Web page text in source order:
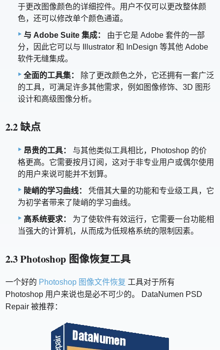
于更改图像颜色的详细控件。用户不仅可以更改整体颜
色，还可以修改单个颜色通道。
与 Adob​​e Suite 集成：
由于它是 Adob​​e 套件的一部
分，因此它可以与 Illustrator 和 InDesign 等其他 Adob​​e
软件无缝集成。
全面的工具集：
除了更改颜色之外，它还拥有一套广泛
的工具，可满足许多其他需求，例如图像修饰、3D 图形
设计和高级图像分析。
2.2 缺点
昂贵的工具：
与其他类似工具相比，Photoshop 的价
格更高。它需要按月订阅，这对于非专业用户或偶尔使用
的用户来说可能并不划算。
陡峭的学习曲线：
凭借其大量的功能和专业级工具，它
为初学者带来了陡峭的学习曲线。
高系统要求：
为了使软件有效运行，它需要一台功能相
当强大的计算机，从而成为低规格系统的限制因素。
2.3 Photoshop 图像恢复工具
一个好的 Photoshop 图像文件恢复 工具对于所有
Photoshop 用户来说也是必不可少的。 DataNumen PSD
Repair 被推荐：